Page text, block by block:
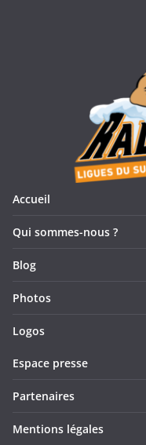
Accueil
Qui sommes-nous ?
Blog
Photos
Logos
Espace presse
Partenaires
Mentions légales